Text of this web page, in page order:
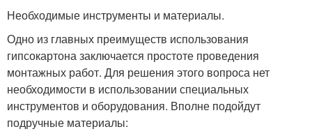
Необходимые инструменты и материалы.
Одно из главных преимуществ использования
гипсокартона заключается простоте проведения
монтажных работ. Для решения этого вопроса нет
необходимости в использовании специальных
инструментов и оборудования. Вполне подойдут
подручные материалы: